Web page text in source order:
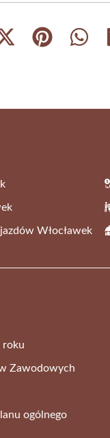
Share
Share
Share
Włocławek
roku
Zawodowych
ogólnego